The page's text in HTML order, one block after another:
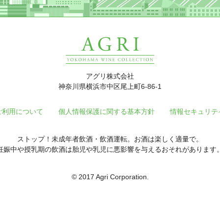
アグリ株式会社
神奈川県横浜市中区尾上町6-86-1
用について 個人情報保護に関する基本方針 情報セキュリテ
ストップ！未成年者飲酒・飲酒運転。お酒は楽しく適量で。
娠中や授乳期の飲酒は胎児や乳児に悪影響を与えるおそれがあります。
© 2017 Agri Corporation.